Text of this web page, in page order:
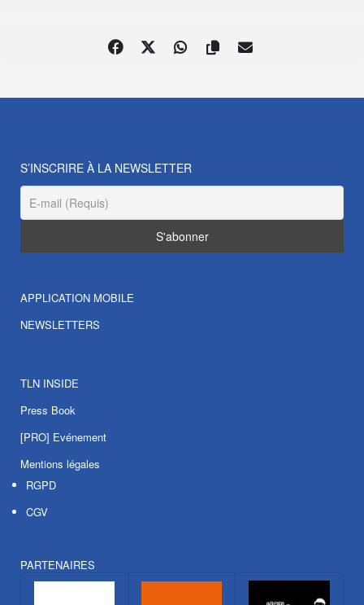
S’INSCRIRE À LA NEWSLETTER
APPLICATION MOBILE
NEWSLETTERS
TLN INSIDE
Press Book
[PRO] Evénement
Mentions légales
RGPD
CGV
PARTENAIRES